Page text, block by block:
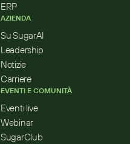
ERP
AZIENDA
Su SugarAI
Leadership
Notizie
Carriere
EVENTI E COMUNITÀ
Eventi live
Webinar
SugarClub